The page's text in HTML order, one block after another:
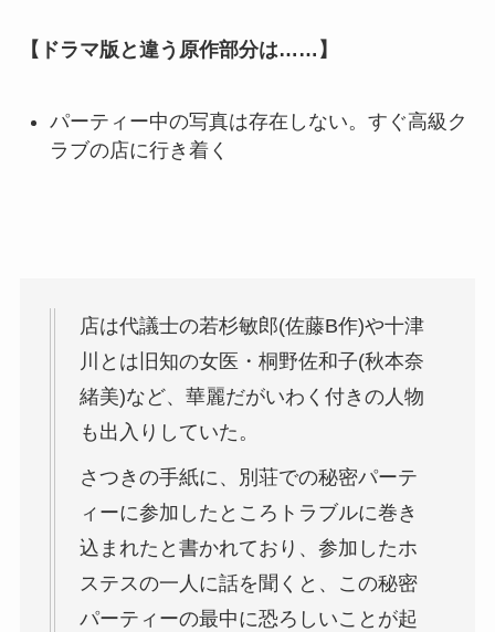
【ドラマ版と違う原作部分は……】
パーティー中の写真は存在しない。すぐ高級ク
ラブの店に行き着く
店は代議士の若杉敏郎(佐藤B作)や十津
川とは旧知の女医・桐野佐和子(秋本奈
緒美)など、華麗だがいわく付きの人物
も出入りしていた。
さつきの手紙に、別荘での秘密パーテ
ィーに参加したところトラブルに巻き
込まれたと書かれており、参加したホ
ステスの一人に話を聞くと、この秘密
パーティーの最中に恐ろしいことが起